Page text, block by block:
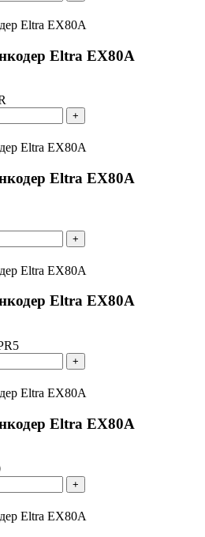
Eltra EX80A
+
Eltra EX80A
+
Eltra EX80A
+
Eltra EX80A
+